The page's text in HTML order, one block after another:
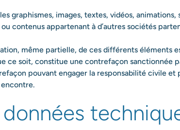
graphismes, images, textes, vidéos,
contenus appartenant à d’autres sociétés
même partielle, de ces différents éléments
soit, constitue une contrefaçon sanctionnée
pouvant engager la responsabilité civile et